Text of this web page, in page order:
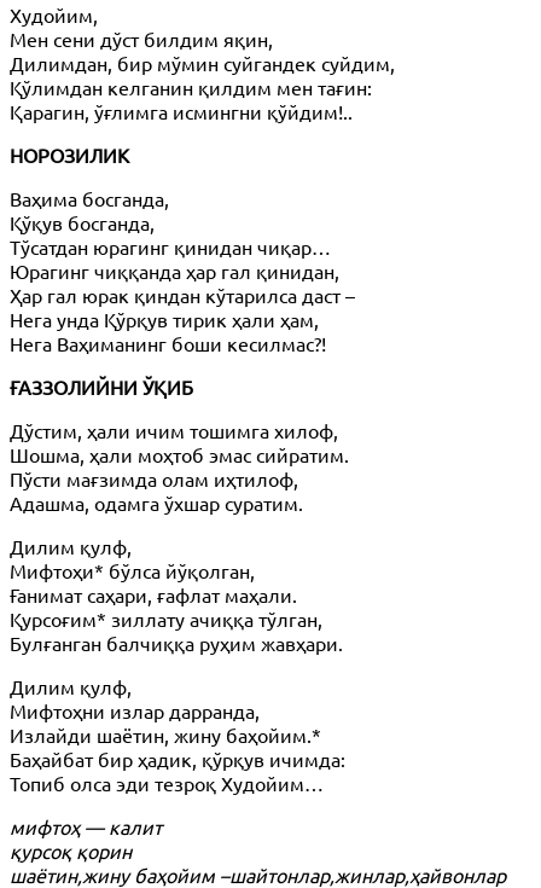
Худойим,
Мен сени дўст билдим яқин,
Дилимдан, бир мўмин суйгандек суйдим,
Қўлимдан келганин қилдим мен тағин:
Қарагин, ўғлимга исмингни қўйдим!..
НОРОЗИЛИК
Ваҳима босганда,
Қўқув босганда,
Тўсатдан юрагинг қинидан чиқар…
Юрагинг чиққанда ҳар гал қинидан,
Ҳар гал юрак қиндан кўтарилса даст –
Нега унда Қўрқув тирик ҳали ҳам,
Нега Ваҳиманинг боши кесилмас?!
ҒАЗЗОЛИЙНИ ЎҚИБ
Дўстим, ҳали ичим тошимга хилоф,
Шошма, ҳали моҳтоб эмас сийратим.
Пўсти мағзимда олам иҳтилоф,
Адашма, одамга ўхшар суратим.
Дилим қулф,
Мифтоҳи* бўлса йўқолган,
Ғанимат саҳари, ғафлат маҳали.
Қурсоғим* зиллату ачиққа тўлган,
Булғанган балчиққа руҳим жавҳари.
Дилим қулф,
Мифтоҳни излар дарранда,
Излайди шаётин, жину баҳойим.*
Баҳайбат бир ҳадик, қўрқув ичимда:
Топиб олса эди тезроқ Худойим…
мифтоҳ — калит
қурсоқ қорин
шаётин,жину баҳойим –шайтонлар,жинлар,ҳайвонлар